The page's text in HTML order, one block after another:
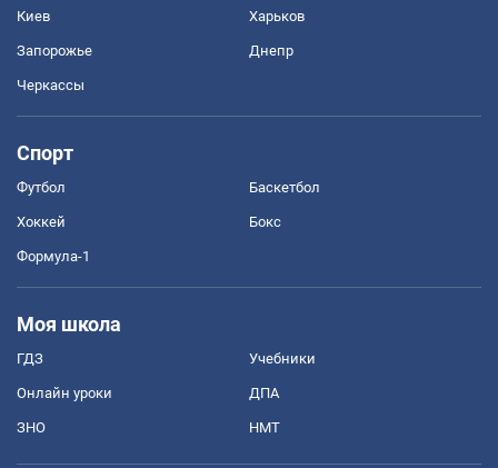
Киев Харьков
Запорожье Днепр
Черкассы
Спорт
Футбол Баскетбол
Хоккей Бокс
Формула-1
Моя школа
ГДЗ Учебники
Онлайн уроки ДПА
ЗНО НМТ